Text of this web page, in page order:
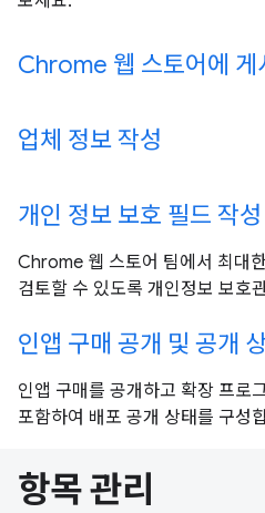
Chrome 웹 스토어에 게
업체 정보 작성
개인 정보 보호 필드 작성
Chrome 웹 스토어 팀에서 최대
검토할 수 있도록 개인정보 보호
인앱 구매 공개 및 공개
인앱 구매를 공개하고 확장 프로
포함하여 배포 공개 상태를 구성
항목 관리